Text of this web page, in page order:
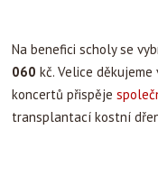
Na benefici scholy se
060 kč. Velice
koncertů přispěje
transplantací kostní